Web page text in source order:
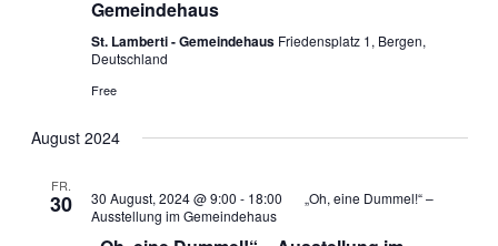
Gemeindehaus
St. Lamberti - Gemeindehaus Friedensplatz 1, Bergen,
Deutschland
Free
August 2024
FR.
30 30 August, 2024 @ 9:00 - 18:00
„Oh, eine Dummel!“ –
Ausstellung im Gemeindehaus